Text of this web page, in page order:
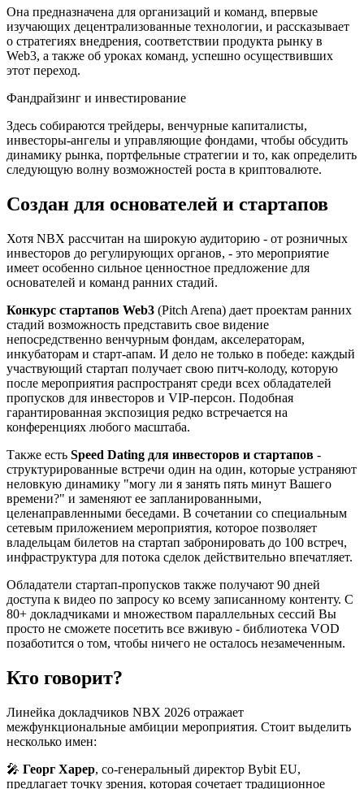
Она предназначена для организаций и команд, впервые
изучающих децентрализованные технологии, и рассказывает
о стратегиях внедрения, соответствии продукта рынку в
Web3, а также об уроках команд, успешно осуществивших
этот переход.
Фандрайзинг и инвестирование
Здесь собираются трейдеры, венчурные капиталисты,
инвесторы-ангелы и управляющие фондами, чтобы обсудить
динамику рынка, портфельные стратегии и то, как определить
следующую волну возможностей роста в криптовалюте.
Создан для основателей и стартапов
Хотя NBX рассчитан на широкую аудиторию - от розничных
инвесторов до регулирующих органов, - это мероприятие
имеет особенно сильное ценностное предложение для
основателей и команд ранних стадий.
Конкурс стартапов Web3 (Pitch Arena) дает проектам ранних
стадий возможность представить свое видение
непосредственно венчурным фондам, акселераторам,
инкубаторам и старт-апам. И дело не только в победе: каждый
участвующий стартап получает свою питч-колоду, которую
после мероприятия распространят среди всех обладателей
пропусков для инвесторов и VIP-персон. Подобная
гарантированная экспозиция редко встречается на
конференциях любого масштаба.
Также есть Speed Dating для инвесторов и стартапов -
структурированные встречи один на один, которые устраняют
неловкую динамику "могу ли я занять пять минут Вашего
времени?" и заменяют ее запланированными,
целенаправленными беседами. В сочетании со специальным
сетевым приложением мероприятия, которое позволяет
владельцам билетов на стартап забронировать до 100 встреч,
инфраструктура для потока сделок действительно впечатляет.
Обладатели стартап-пропусков также получают 90 дней
доступа к видео по запросу ко всему записанному контенту. С
80+ докладчиками и множеством параллельных сессий Вы
просто не сможете посетить все вживую - библиотека VOD
позаботится о том, чтобы ничего не осталось незамеченным.
Кто говорит?
Линейка докладчиков NBX 2026 отражает
межфункциональные амбиции мероприятия. Стоит выделить
несколько имен:
🎤 Георг Харер, со-генеральный директор Bybit EU,
предлагает точку зрения, которая сочетает традиционное